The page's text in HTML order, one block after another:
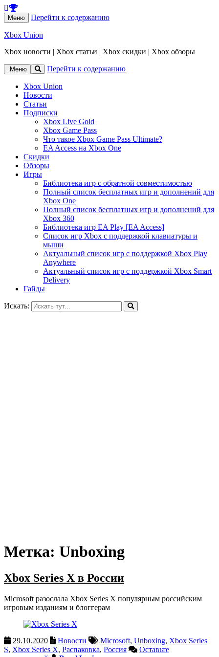
Меню Перейти к содержанию
Xbox Union
Xbox новости | Xbox статьи | Xbox скидки | Xbox обзоры
Меню Перейти к содержанию
Xbox Union
Новости
Статьи
Подписки
Xbox Live Gold
Xbox Game Pass
Что такое Xbox Game Pass Ultimate?
EA Access на Xbox One
Скидки
Обзоры
Игры
Библиотека игр с обратной совместимостью
Полный список бесплатных игр и дополнений для
Xbox One
Полный список бесплатных игр и дополнений для
Xbox 360
Библиотека игр EA Play [EA Access]
Список игр Xbox c поддержкой клавиатуры и
мыши
Актуальный список игр с поддержкой Xbox Play
Anywhere
Актуальный список игр с поддержкой Xbox Smart
Delivery
Гайды
Искать:
Метка: Unboxing
Xbox Series X в России
Microsoft разослала Xbox Series X популярным российским
игровым изданиям и блоггерам
29.10.2020 Новости Microsoft, Unboxing, Xbox Series
S, Xbox Series X, Распаковка, Россия
Оставьте